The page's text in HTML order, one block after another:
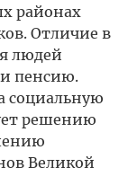
районах
Отличие в
людей
пенсию.
социальную
решению
Великой